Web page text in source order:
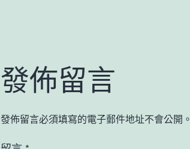
發佈留言
發佈留言必須填寫的電子郵件地址不會公開。